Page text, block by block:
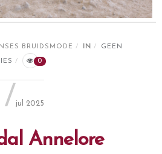
BRUIDSMODE IN GEEN
0
jul 2025
Annelore